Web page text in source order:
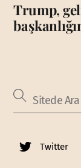
Trump,
Twitter